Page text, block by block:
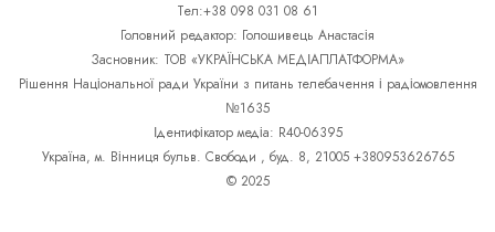
Тел:+38 098 031 08 61
Головний редактор: Голошивець Анастасія
Засновник: ТОВ «УКРАЇНСЬКА МЕДІАПЛАТФОРМА»
Рішення Національної ради України з питань телебачення і радіомовлення
№1635
Ідентифікатор медіа: R40-06395
Україна, м. Вінниця бульв. Свободи , буд. 8, 21005 +380953626765
© 2025